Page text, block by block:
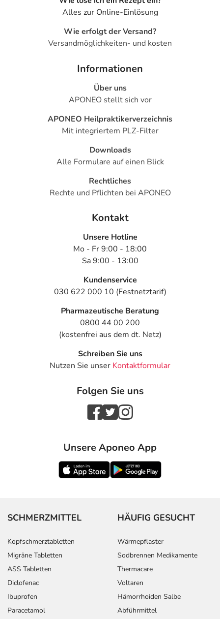
Alles zur Online-Einlösung
Wie erfolgt der Versand?
Versandmöglichkeiten- und kosten
Informationen
Über uns
APONEO stellt sich vor
APONEO Heilpraktikerverzeichnis
Mit integriertem PLZ-Filter
Downloads
Alle Formulare auf einen Blick
Rechtliches
Rechte und Pflichten bei APONEO
Kontakt
Unsere Hotline
Mo - Fr 9:00 - 18:00
Sa 9:00 - 13:00
Kundenservice
030 622 000 10 (Festnetztarif)
Pharmazeutische Beratung
0800 44 00 200
(kostenfrei aus dem dt. Netz)
Schreiben Sie uns
Nutzen Sie unser Kontaktformular
Folgen Sie uns
Unsere Aponeo App
SCHMERZMITTEL
Kopfschmerztabletten
Migräne Tabletten
ASS Tabletten
Diclofenac
Ibuprofen
Paracetamol
HÄUFIG GESUCHT
Wärmepflaster
Sodbrennen Medikamente
Thermacare
Voltaren
Hämorrhoiden Salbe
Abführmittel